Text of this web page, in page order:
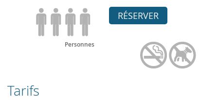
Personnes
RÉSERVER
Tarifs